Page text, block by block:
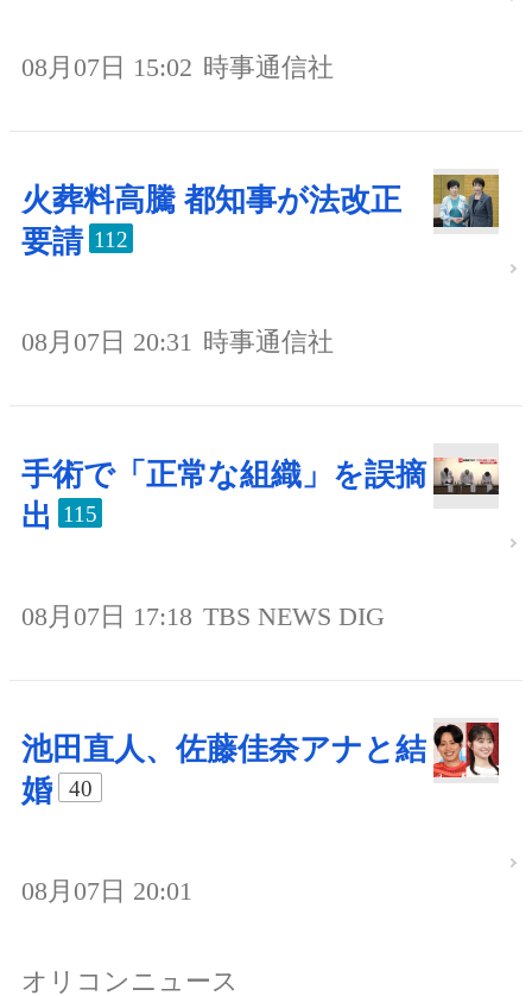
08月07日 15:02 時事通信社
火葬料高騰 都知事が法改正
要請 112
08月07日 20:31 時事通信社
手術で「正常な組織」を誤摘
出
115
08月07日 17:18 TBS NEWS DIG
池田直人、佐藤佳奈アナと結
婚
40
08月07日 20:01
オリコンニュース